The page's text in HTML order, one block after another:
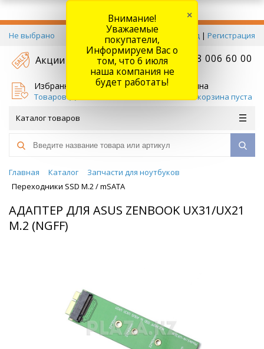
Не выбрано Вход | Регистрация
Акции +7 778 006 60 00
Избранное
Товаров (
Корзина
Ваша корзина пуста
Каталог товаров
Главная Каталог
Запчасти для ноутбуков
Переходники SSD М.2 / mSATA
АДАПТЕР ДЛЯ ASUS ZENBOOK UX31/UX21
M.2 (NGFF)
Внимание!
Уважаемые
покупатели,
Информируем Вас о
том, что 6 июля
наша компания не
будет работать!
×